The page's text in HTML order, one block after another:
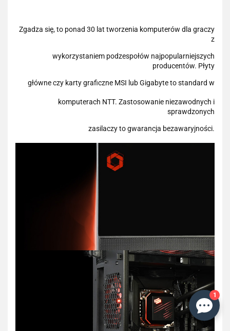
Zgadza się, to ponad 30 lat tworzenia komputerów dla graczy
z
wykorzystaniem podzespołów najpopularniejszych
producentów. Płyty
główne czy karty graficzne MSI lub Gigabyte to standard w
komputerach NTT. Zastosowanie niezawodnych i
sprawdzonych
zasilaczy to gwarancja bezawaryjności.
1